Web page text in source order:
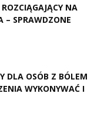
NA
– SPRAWDZONE
DLA OSÓB Z BÓLEM
WYKONYWAĆ I